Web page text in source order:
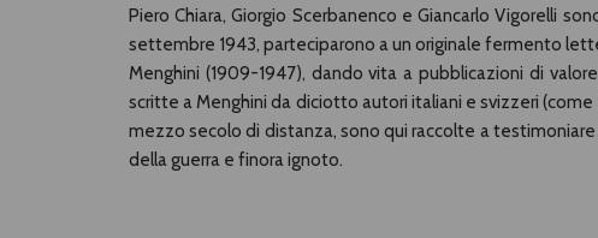
Piero Chiara, Giorgio Scerbanenco e Giancarlo Vigorelli
settembre 1943, parteciparono a un originale fermento
Menghini (1909-1947), dando vita a pubblicazioni di
scritte a Menghini da diciotto autori italiani e svizzeri
mezzo secolo di distanza, sono qui raccolte a
della guerra e finora ignoto.